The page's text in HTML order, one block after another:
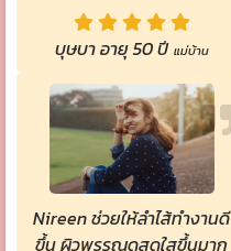
บุษบา อายุ 50 ปี แม่บ้าน
Nireen ช่วยให้ลำไส้ทำงานดี
ขึ้น ผิวพรรณดูสดใสขึ้นมาก